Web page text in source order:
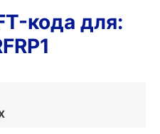
кода для: